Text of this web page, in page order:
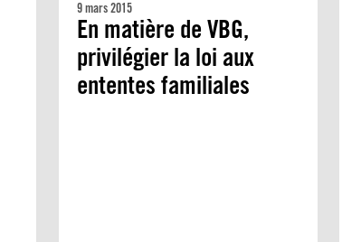
9 mars 2015
En matière de VBG,
privilégier la loi aux
ententes familiales